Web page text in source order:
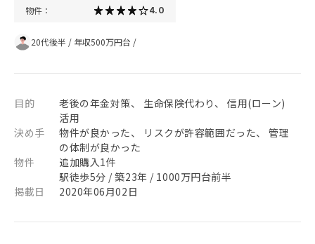
物件： 4.0
20代後半 / 年収500万円台 /
目的
老後の年金対策、 生命保険代わり、 信用(ローン)
活用
決め手
物件が良かった、 リスクが許容範囲だった、 管理
の体制が良かった
物件
追加購入1件
駅徒歩5分 / 築23年 / 1000万円台前半
掲載日
2020年06月02日